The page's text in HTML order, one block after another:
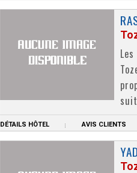
DÉTAILS HÔTEL AVIS CLIENTS